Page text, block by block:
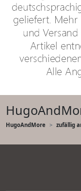
HugoAndMore zufällig